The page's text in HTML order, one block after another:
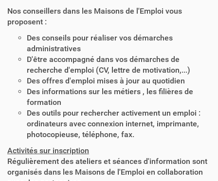
Nos conseillers dans les Maisons de l'Emploi vous
proposent :
Des conseils pour réaliser vos démarches
administratives
D'être accompagné dans vos démarches de
recherche d'emploi (CV, lettre de motivation,...)
Des offres d'emploi mises à jour au quotidien
Des informations sur les métiers , les filières de
formation
Des outils pour rechercher activement un emploi :
ordinateurs avec connexion internet, imprimante,
photocopieuse, téléphone, fax.
Activités sur inscription
Régulièrement des ateliers et séances d'information sont
organisés dans les Maisons de l'Emploi en collaboration